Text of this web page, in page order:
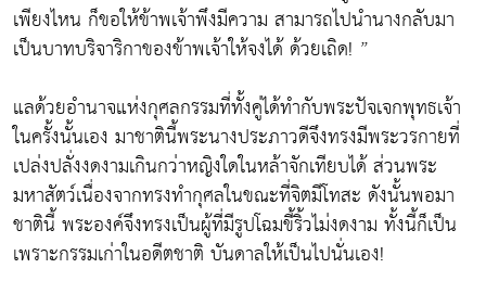
เพียงไหน ก็ขอให้ข้าพเจ้าพึงมีความ สามารถไปนำนางกลับมา
เป็นบาทบริจาริกาของข้าพเจ้าให้จงได้ ด้วยเถิด! ”
แลด้วยอำนาจแห่งกุศลกรรมที่ทั้งคู่ได้ทำกับพระปัจเจกพุทธเจ้า
ในครั้งนั้นเอง มาชาตินี้พระนางประภาวดีจึงทรงมีพระวรกายที่
เปล่งปลั่งงดงามเกินกว่าหญิงใดในหล้าจักเทียบได้ ส่วนพระ
มหาสัตว์เนื่องจากทรงทำกุศลในขณะที่จิตมีโทสะ ดังนั้นพอมา
ชาตินี้ พระองค์จึงทรงเป็นผู้ที่มีรูปโฉมขี้ริ้วไม่งดงาม ทั้งนี้ก็เป็น
เพราะกรรมเก่าในอดีตชาติ บันดาลให้เป็นไปนั่นเอง!